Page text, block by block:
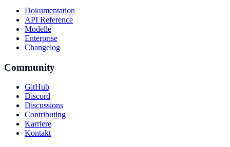
Dokumentation
API Reference
Modelle
Enterprise
Changelog
Community
GitHub
Discord
Discussions
Contributing
Karriere
Kontakt